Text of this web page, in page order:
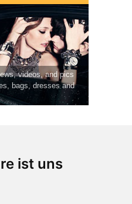
ist uns
videos, and pics
bags, dresses and